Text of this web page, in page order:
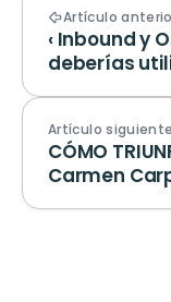
Artículo
‹ Inbound y
deberías
Artículo siguiente
CÓMO
Carmen